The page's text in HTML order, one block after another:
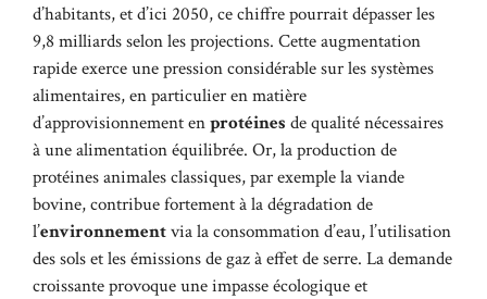
d’habitants, et d’ici 2050, ce chiffre pourrait dépasser les
9,8 milliards selon les projections. Cette augmentation
rapide exerce une pression considérable sur les systèmes
alimentaires, en particulier en matière
d’approvisionnement enprotéines de qualité nécessaires
à une alimentation équilibrée. Or, la production de
protéines animales classiques, par exemple la viande
bovine, contribue fortement à la dégradation de
l’environnementvia la consommation d’eau, l’utilisation
des sols et les émissions de gaz à effet de serre. La demande
croissante provoque une impasse écologique et